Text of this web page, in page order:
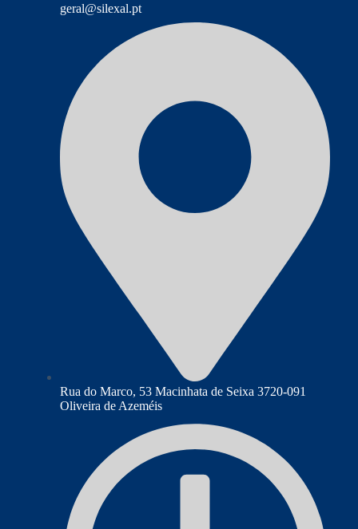
geral@silexal.pt
Rua do Marco, 53 Macinhata de Seixa 3720-091
Oliveira de Azeméis